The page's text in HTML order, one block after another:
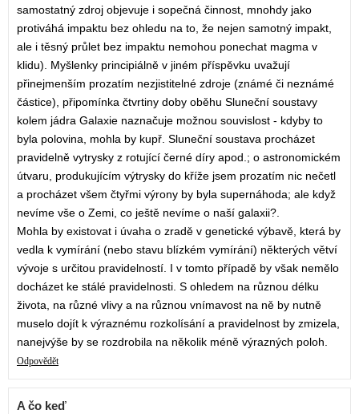
samostatný zdroj objevuje i sopečná činnost, mnohdy jako
protiváhá impaktu bez ohledu na to, že nejen samotný impakt,
ale i těsný průlet bez impaktu nemohou ponechat magma v
klidu). Myšlenky principiálně v jiném příspěvku uvažují
přinejmenším prozatím nezjistitelné zdroje (známé či neznámé
částice), připomínka čtvrtiny doby oběhu Sluneční soustavy
kolem jádra Galaxie naznačuje možnou souvislost - kdyby to
byla polovina, mohla by kupř. Sluneční soustava procházet
pravidelně vytrysky z rotující černé díry apod.; o astronomickém
útvaru, produkujícím výtrysky do kříže jsem prozatím nic nečetl
a procházet všem čtyřmi výrony by byla supernáhoda; ale když
nevíme vše o Zemi, co ještě nevíme o naší galaxii?.
Mohla by existovat i úvaha o zradě v genetické výbavě, která by
vedla k vymírání (nebo stavu blízkém vymírání) některých větví
vývoje s určitou pravidelností. I v tomto případě by však nemělo
docházet ke stálé pravidelnosti. S ohledem na různou délku
života, na různé vlivy a na různou vnímavost na ně by nutně
muselo dojít k výraznému rozkolísání a pravidelnost by zmizela,
nanejvýše by se rozdrobila na několik méně výrazných poloh.
Odpovědět
A čo keď